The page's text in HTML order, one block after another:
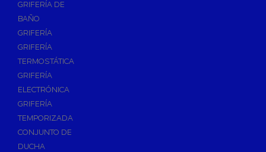
Fontanería
Aislamientos para Tuberías
Accesorios para Instalación de Gas
Válvulas para Gas
Accesorios y Repuestos de Gas
Baterias y Contadores
Bombas
Bombas Sumergibles
GRIFERÍA DE
BAÑO
GRIFERÍA
GRIFERÍA
TERMOSTÁTICA
GRIFERÍA
ELECTRÓNICA
GRIFERÍA
TEMPORIZADA
CONJUNTO DE
DUCHA